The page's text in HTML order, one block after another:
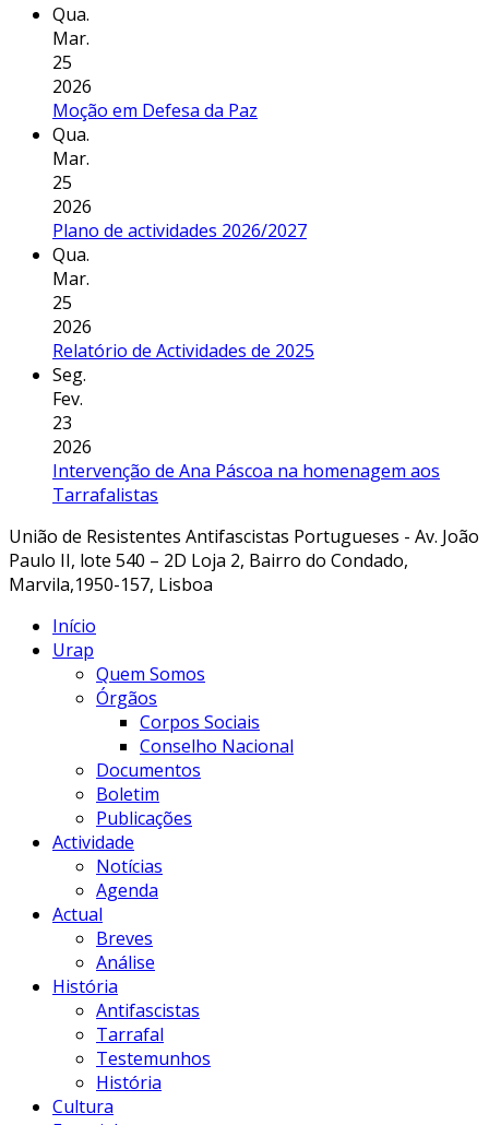
Qua.
Mar.
25
2026
Moção em Defesa da Paz
Qua.
Mar.
25
2026
Plano de actividades 2026/2027
Qua.
Mar.
25
2026
Relatório de Actividades de 2025
Seg.
Fev.
23
2026
Intervenção de Ana Páscoa na homenagem aos
Tarrafalistas
União de Resistentes Antifascistas Portugueses - Av. João
Paulo II, lote 540 – 2D Loja 2, Bairro do Condado,
Marvila,1950-157, Lisboa
Início
Urap
Quem Somos
Órgãos
Corpos Sociais
Conselho Nacional
Documentos
Boletim
Publicações
Actividade
Notícias
Agenda
Actual
Breves
Análise
História
Antifascistas
Tarrafal
Testemunhos
História
Cultura